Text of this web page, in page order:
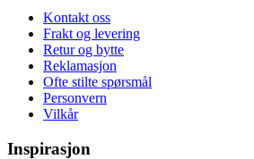
Kontakt oss
Frakt og levering
Retur og bytte
Reklamasjon
Ofte stilte spørsmål
Personvern
Vilkår
Inspirasjon